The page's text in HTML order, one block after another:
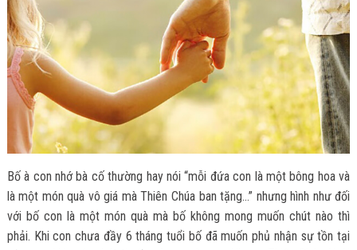
Bố à con nhớ bà cố thường hay nói “mỗi đứa con là một bông hoa và
là một món quà vô giá mà Thiên Chúa ban tặng…” nhưng hình như đối
với bố con là một món quà mà bố không mong muốn chút nào thì
phải. Khi con chưa đầy 6 tháng tuổi bố đã muốn phủ nhận sự tồn tại